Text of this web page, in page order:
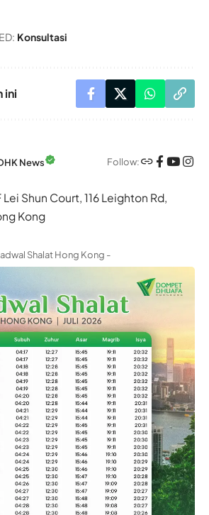
Konsultasi
ini
News Follow:
Shun Court, 116 Leighton Rd,
Kong
Shalat Hong Kong -